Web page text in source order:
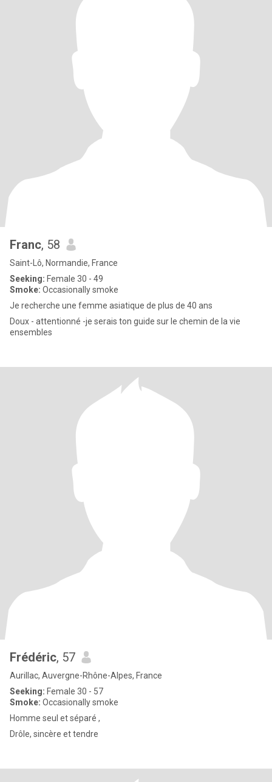
Franc, 58
Saint-Lô, Normandie, France
Seeking: Female 30 - 49
Smoke: Occasionally smoke
Je recherche une femme asiatique de plus de 40 ans
Doux - attentionné -je serais ton guide sur le chemin de la vie
ensembles
Frédéric, 57
Aurillac, Auvergne-Rhône-Alpes, France
Seeking: Female 30 - 57
Smoke: Occasionally smoke
Homme seul et séparé ,
Drôle, sincère et tendre